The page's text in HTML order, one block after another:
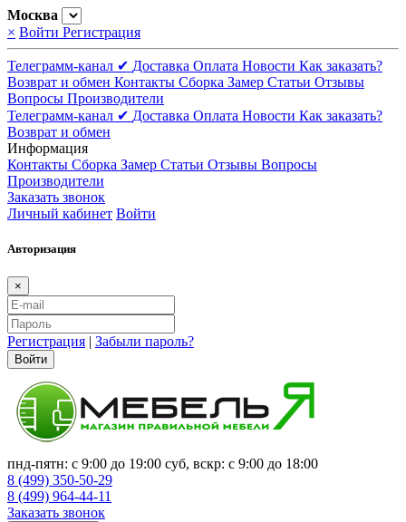
Москва
× Войти Регистрация
Телеграмм-канал ✔ Доставка Оплата Новости Как заказать?
Возврат и обмен Контакты Сборка Замер Статьи Отзывы
Вопросы Производители
Телеграмм-канал ✔ Доставка Оплата Новости Как заказать?
Возврат и обмен
Информация
Контакты Сборка Замер Статьи Отзывы Вопросы
Производители
Заказать звонок
Личный кабинет Войти
Авторизация
×
Регистрация | Забыли пароль?
Войти
пнд-пятн: с 9:00 до 19:00 суб, вскр: с 9:00 до 18:00
8 (499) 350-50-29
8 (499) 964-44-11
Заказать звонок